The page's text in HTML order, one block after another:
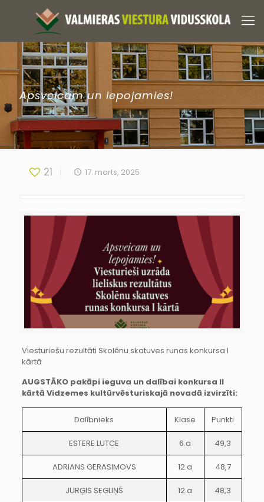
Apsveicam un lepojamies!
21 17. marts, 2025
Viesturiešu rezultāti Skolēnu skatuves runas konkursa I
kārtā
AUGSTĀKO pakāpi ieguva un dalībai konkursa II
kārtā Vidzemes kultūrvēsturiskajā novadā izvirzīti:
Dalībnieks Klase Punkti
ESTERE LUTCE 6.a 49,3
ADRIANS GERASIMOVS 12.a 48,7
JURĢIS SEGLIŅŠ 12.a 48,3